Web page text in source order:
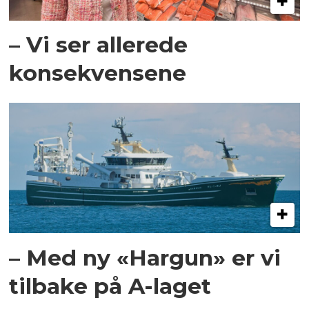
– Vi ser allerede
konsekvensene
– Med ny «Hargun» er vi
tilbake på A-laget